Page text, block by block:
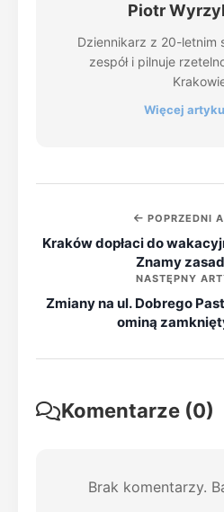
Piotr
Dziennikarz z 20-letnim
zespół i pilnuje
Więcej
POPRZEDNI
Kraków dopłaci do
Znamy
NASTĘPNY
Zmiany na ul. Dobrego
ominą
Komentarze (0)
Brak komentarzy.